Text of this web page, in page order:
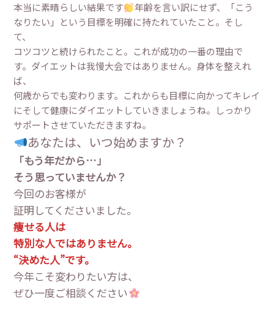
本当に素晴らしい結果です
年齢を言い訳にせず、「こう
なりたい」という目標を明確に持たれていたこと。そし
て、
コツコツと続けられたこと。これが成功の一番の理由で
す。ダイエットは我慢大会ではありません。身体を整えれ
ば、
何歳からでも変わります。これからも目標に向かってキレイ
にそして健康にダイエットしていきましょうね。しっかり
サポートさせていただきますね。
あなたは、いつ始めますか？
「もう年だから…」
そう思っていませんか？
今回のお客様が
証明してくださいました。
痩せる人は
特別な人ではありません。
“決めた人”です。
今年こそ変わりたい方は、
ぜひ一度ご相談ください